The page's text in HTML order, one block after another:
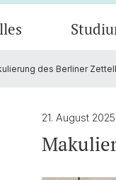
für Lehrende
des Berliner
21. August 2025